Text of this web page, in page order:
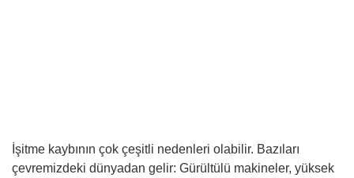
İşitme kaybının çok çeşitli nedenleri olabilir. Bazıları
çevremizdeki dünyadan gelir: Gürültülü makineler, yüksek